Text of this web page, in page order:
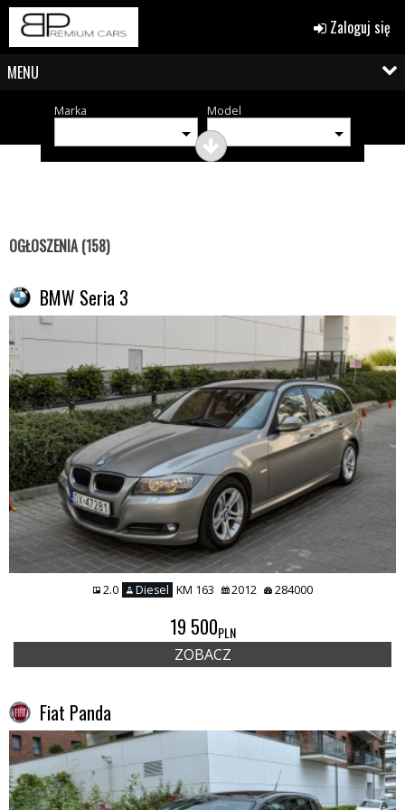
Zaloguj się
MENU
Marka Model
OGŁOSZENIA (158)
BMW Seria 3
2.0 Diesel KM 163 2012 284000
19 500PLN
ZOBACZ
Fiat Panda